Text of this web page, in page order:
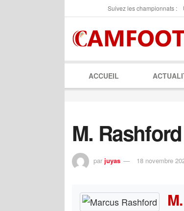
Suivez les championnats :
ACCUEIL
M. Rashford
par juyas 18 novembre